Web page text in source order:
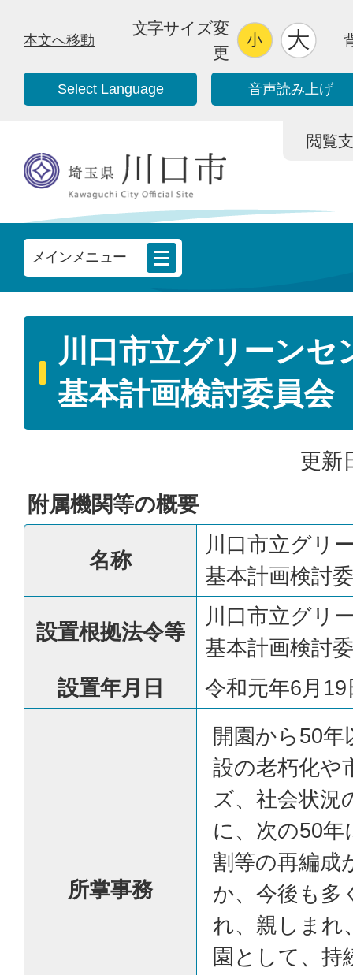
本文へ移動
文字サイズ変
更
Select Language 音声読み上げ
閲覧
メインメニュー
川口市立グリーンセ
基本計画検討委員会
更新
附属機関等の概要
名称
川口市立グリ
基本計画検討
設置根拠法令等
川口市立グリ
基本計画検討
設置年月日
令和元年6月19
所掌事務
開園から50年
設の老朽化や
ズ、社会状況
に、次の50年
割等の再編成
か、今後も多
れ、親しまれ
園として、持